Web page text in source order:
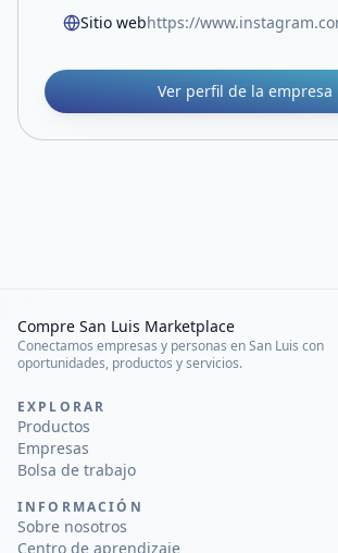
Sitio web
Ver perfil de la empresa
Compre San Luis Marketplace
Conectamos empresas y personas en San Luis con
oportunidades, productos y servicios.
EXPLORAR
Productos
Empresas
Bolsa de trabajo
INFORMACIÓN
Sobre nosotros
Centro de aprendizaje